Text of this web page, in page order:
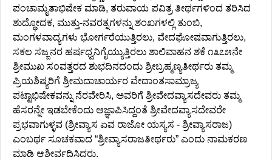
ಪಂಚಾಮೃತಾಭಿಷೇಕ ಮಾಡಿ, ತರುವಾಯ ಪವಿತ್ರ ತೀರ್ಥಗಳಿಂದ ತರಿಸಿದ
ಶುದ್ಧೋದಕ, ಮುತ್ತು-ನವರತ್ನಗಳನ್ನು ಶಂಖಗಳಲ್ಲಿ ತುಂಬಿ,
ಮಂಗಳವಾದ್ಯಗಳು ಭೋರ್ಗರೆಯುತ್ತಿರಲು, ವೇದಘೋಷವಾಗುತ್ತಿರಲು,
ಸಕಲ ಸಜ್ಜನರ ಹರ್ಷಧ್ವನಿಗೈಯ್ಯುತ್ತಿರಲು ಶಾಲಿವಾಹನ ಶಕೆ ೧೩೭೫ನೇ
ಶ್ರೀಮುಖ ಸಂವತ್ತರದ ಶುಭದಿನದಂದು ಶ್ರೀಬ್ರಹ್ಮಣ್ಯತೀರ್ಥರು ತಮ್ಮ
ಪ್ರಿಯಶಿಷ್ಯರಿಗೆ ಶ್ರೀಮದಾಚಾರ್ಯರ ವೇದಾಂತಸಾಮ್ರಾಜ್ಯ
ಪಟ್ಟಾಭಿಷೇಕವನ್ನು ನೆರವೇರಿಸಿ, ಅವರಿಗೆ ಶ್ರೀವೇದವ್ಯಾಸದೇವರು ತಮ್ಮ
ಹೆಸರನ್ನೇ ಇಡಬೇಕೆಂದು ಆಜ್ಞಾಪಿಸಿದ್ದಂತೆ ಶ್ರೀವೇದವ್ಯಾಸದೇವರೇ
ಪ್ರಭವಾಗುಳ್ಳವ (ಶ್ರೀವ್ಯಾಸ ಏವ ರಾಜೋ ಯಸ್ಯಸ - ಶ್ರೀವ್ಯಾಸರಾಜ)
ಎಂಬರ್ಥ ಸೂಚಕವಾದ “ಶ್ರೀವ್ಯಾಸರಾಜತೀರ್ಥರು” ಎಂದು ನಾಮಕರಣ
ಮಾಡಿ ಆಶೀರ್ವದಿಸಿದರು.